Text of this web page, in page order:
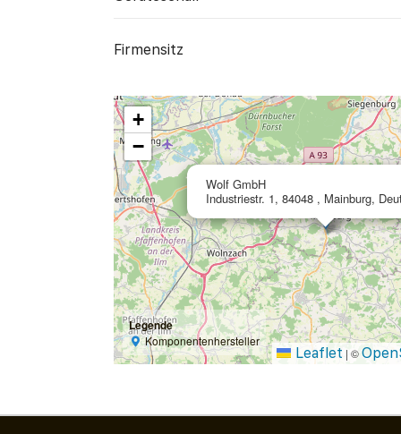
Firmensitz
Wolf GmbH
Industriestr. 1, 84048 , Mainburg,
+
−
Legende
Komponentenhersteller
Leaflet | ©